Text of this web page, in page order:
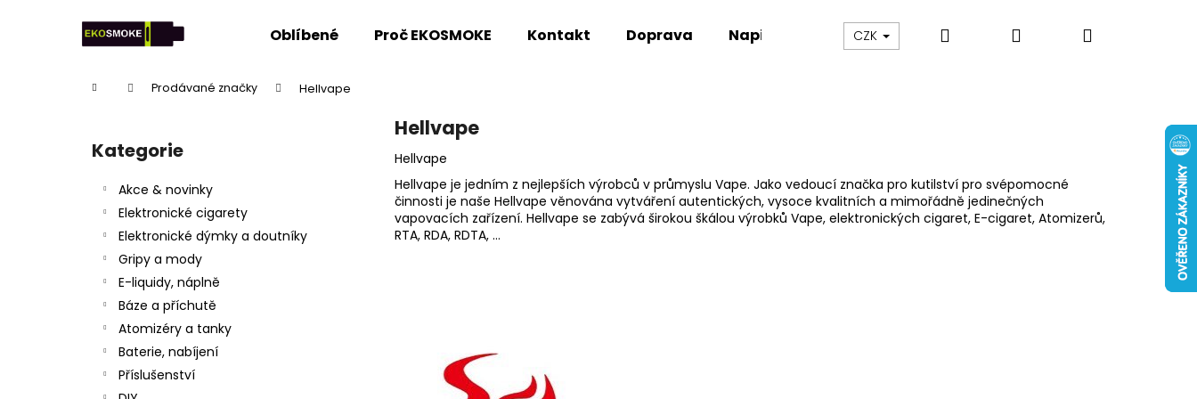
Oblíbené Proč EKOSMOKE Kontakt Doprava Napište nám Obch. podmínky Reklamace
CZK Hledat PřihlášeníNákupní
Domů Prodávané značky Hellvape
Přeskočit
kategorie
Kategorie
Akce & novinky
Elektronické cigarety
Elektronické dýmky a doutníky
Gripy a mody
E-liquidy, náplně
Báze a příchutě
Atomizéry a tanky
Baterie, nabíjení
Příslušenství
Hellvape
Hellvape
Hellvape je jedním z nejlepších výrobců v průmyslu Vape. Jako vedoucí značka pro kutilství pro svépomocné
činnosti je naše Hellvape věnována vytváření autentických, vysoce kvalitních a mimořádně jedinečných
vapovacích zařízení. Hellvape se zabývá širokou škálou výrobků Vape, elektronických cigaret, E-cigaret, Atomizerů,
RTA, RDA, RDTA, …
Zpět
Zpět
Doporučujeme